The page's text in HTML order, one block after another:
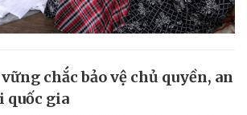
chắc bảo vệ chủ quyền, an
quốc gia